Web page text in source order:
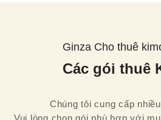
Ginza Cho thuê
Các gói thuê
Chúng tôi cung cấp
Vui lòng chọn gói phù hợp với